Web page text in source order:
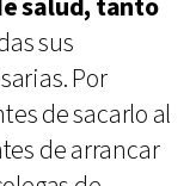
salud, tanto
sus
Por
de sacarlo al
de arrancar